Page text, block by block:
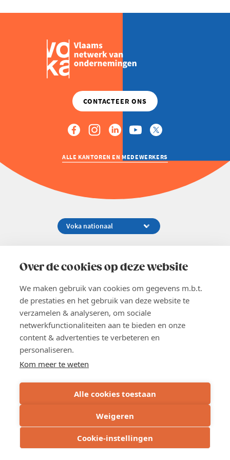
Over de cookies op deze website
We maken gebruik van cookies om gegevens m.b.t.
de prestaties en het gebruik van deze website te
verzamelen & analyseren, om sociale
netwerkfunctionaliteiten aan te bieden en onze
content & advertenties te verbeteren en
personaliseren.
Kom meer te weten
Alle cookies toestaan
Weigeren
Cookie-instellingen
ALLE KANTOREN EN MEDEWERKERS
02 229 81 11
EN
Word lid
Voka 2026
Privacyverklaring
Cookie verklaring
Cookie instellingen
BE 0413.673.821 - RPR: Brussel